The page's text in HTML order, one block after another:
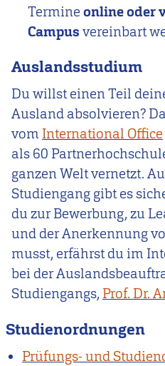
Termineonline oder
Campus vereinbart
Auslandsstudium
Du willst einen Teil
Ausland absolvieren?
vom International Office
als 60
ganzen Welt vernetzt.
Studiengang gibt es
du zur Bewerbung, zu
und der Anerkennung
musst, erfährst du im
bei der
Studiengangs, Prof. Dr.
Studienordnungen
Prüfungs- und